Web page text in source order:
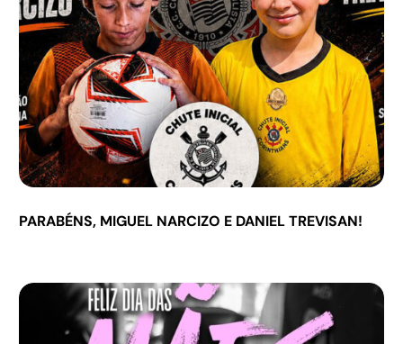
PARABÉNS, MIGUEL NARCIZO E DANIEL TREVISAN!